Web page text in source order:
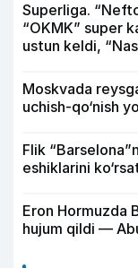
Superliga.
“OKMK” super
ustun keldi,
Moskvada
uchish-qo‘nish
Flik
eshiklarini
Eron Hormuzda
hujum qildi —